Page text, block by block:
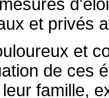
et privés
et
de ces
famille,